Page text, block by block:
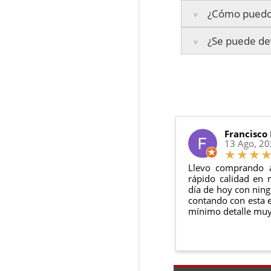
Islas Baleares:El
Los plazos
La garantía varía
3 años de
2 años de
Todas nuestras
¿Cómo
Te enviaremos un
en todo momento.
¿Se puede
El producto
Debe
13 Ago,
Llevo
rápido calidad en
día de hoy con
contando con esta
mínimo detalle